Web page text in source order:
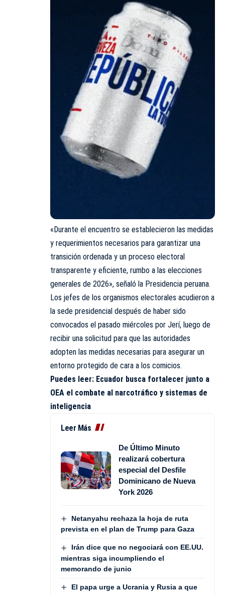
«Durante el encuentro se establecieron las medidas
y requerimientos necesarios para garantizar una
transición ordenada y un proceso electoral
transparente y eficiente, rumbo a las elecciones
generales de 2026», señaló la Presidencia peruana.
Los jefes de los organismos electorales acudieron a
la sede presidencial después de haber sido
convocados el pasado miércoles por Jerí, luego de
recibir una solicitud para que las autoridades
adopten las medidas necesarias para asegurar un
entorno protegido de cara a los comicios.
Puedes leer: Ecuador busca fortalecer junto a
OEA el combate al narcotráfico y sistemas de
inteligencia
Leer Más
De Último Minuto
realizará cobertura
especial del Desfile
Dominicano de Nueva
York 2026
Netanyahu rechaza la hoja de ruta
prevista en el plan de Trump para Gaza
Irán dice que no negociará con EE.UU.
mientras siga incumpliendo el
memorando de junio
El papa urge a Ucrania y Rusia a que